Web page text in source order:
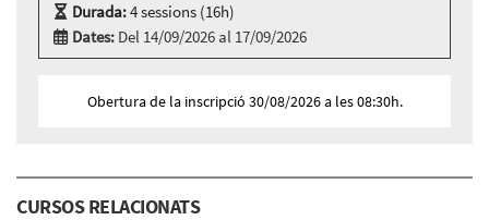
Durada:4 sessions (16h)
Dates: Del 14/09/2026 al 17/09/2026
Idioma:Català
Dimarts 15 de setembre, 15:30h - 19:30h
Obertura de la inscripció 30/08/2026 a les 08:30h.
CURSOS RELACIONATS